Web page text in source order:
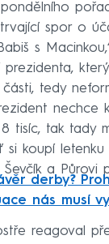
spor o
s
prezidenta,
tedy
nechce
tisíc, tak tady
si koupí
a Půrovi
derby?
nás musí
reagoval